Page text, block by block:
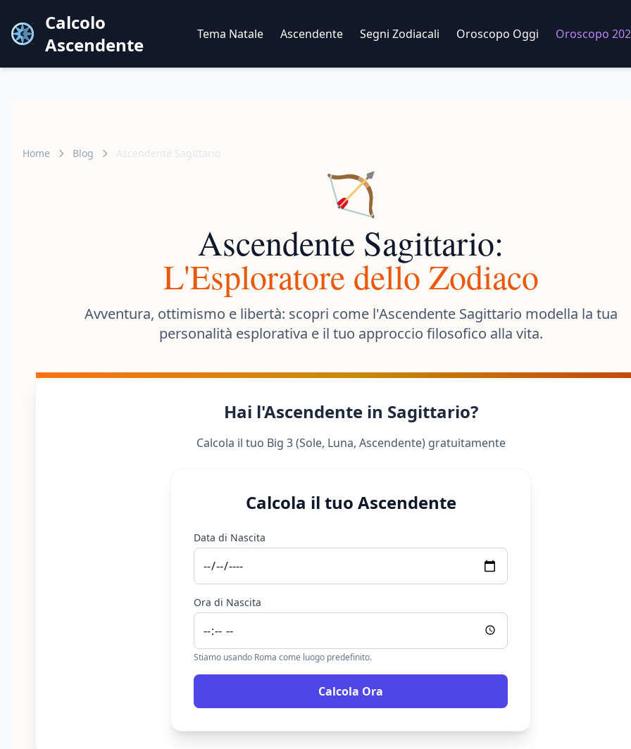
Calcolo
Ascendente
Tema Natale Ascendente Segni Zodiacali Oroscopo Oggi Oroscopo
Home Blog Ascendente Sagittario
🏹
Ascendente Sagittario:
L'Esploratore dello Zodiaco
Avventura, ottimismo e libertà: scopri come l'Ascendente Sagittario modella la tua
personalità esplorativa e il tuo approccio filosofico alla vita.
Hai l'Ascendente in Sagittario?
Calcola il tuo Big 3 (Sole, Luna, Ascendente) gratuitamente
Calcola il tuo Ascendente
Data di Nascita
Ora di Nascita
Stiamo usando Roma come luogo predefinito.
Calcola Ora